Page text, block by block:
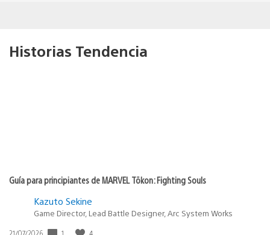
Historias Tendencia
Guía para principiantes de MARVEL Tōkon: Fighting Souls
Kazuto Sekine
Game Director, Lead Battle Designer, Arc System Works
Fecha
21/07/2026 1 4